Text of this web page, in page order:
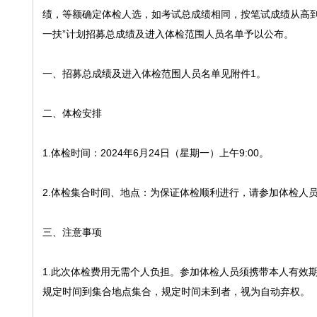
绩，等额确定体检人选，如考试总成绩相同，按笔试成绩从高
一扶”计划招募总成绩及进入体检范围人员名单予以公布。
一、招募总成绩及进入体检范围人员名单见附件1。
二、体检安排
1.体检时间：2024年6月24日（星期一）上午9:00。
2.体检集合时间、地点：为保证体检顺利进行，请参加体检
三、注意事项
1.此次体检费用无需个人负担。参加体检人员须携带本人有效
规定时间到集合地点集合，规定时间未到者，视为自动弃权。